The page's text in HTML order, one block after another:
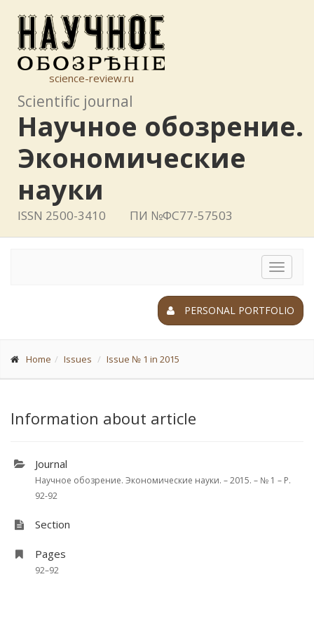
science-review.ru
Scientific journal
Научное обозрение.
Экономические
науки
ISSN 2500-3410 ПИ №ФС77-57503
Toggle
PERSONAL PORTFOLIO
Home Issues Issue № 1 in 2015
Information about article
Journal
Научное обозрение. Экономические науки. – 2015. – № 1 – P.
92-92
Section
Pages
92–92